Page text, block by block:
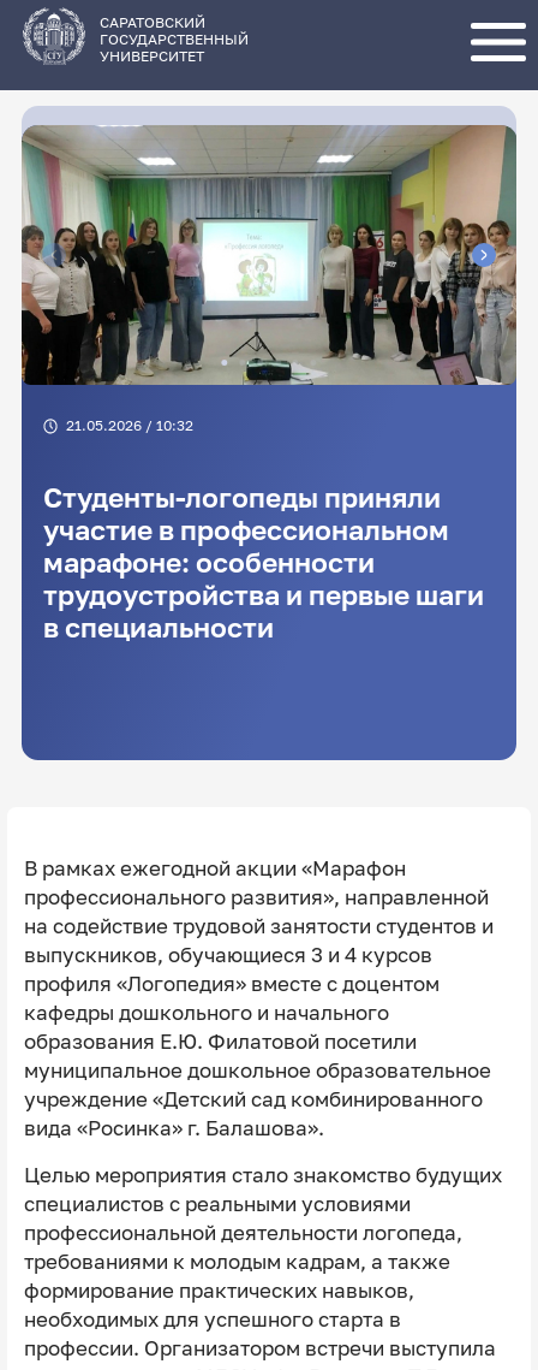
основному
содержанию
САРАТОВСКИЙ
ГОСУДАРСТВЕННЫЙ
УНИВЕРСИТЕТ
21.05.2026 / 10:32
Студенты-логопеды приняли
участие в профессиональном
марафоне: особенности
трудоустройства и первые шаги
в специальности
В рамках ежегодной акции «Марафон
профессионального развития», направленной
на содействие трудовой занятости студентов и
выпускников, обучающиеся 3 и 4 курсов
профиля «Логопедия» вместе с доцентом
кафедры дошкольного и начального
образования Е.Ю. Филатовой посетили
муниципальное дошкольное образовательное
учреждение «Детский сад комбинированного
вида «Росинка» г. Балашова».
Целью мероприятия стало знакомство будущих
специалистов с реальными условиями
профессиональной деятельности логопеда,
требованиями к молодым кадрам, а также
формирование практических навыков,
необходимых для успешного старта в
профессии. Организатором встречи выступила